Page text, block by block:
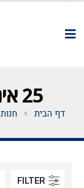
25 אינץ' עד 43 אינץ' כללי
דף הבית חנות
FILTER